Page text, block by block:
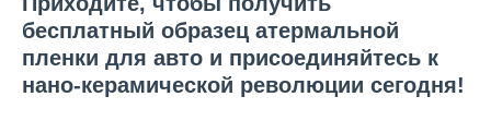
бесплатный образец атермальной
пленки для авто и присоединяйтесь к
нано-керамической революции сегодня!